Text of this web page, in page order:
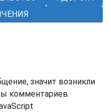
значит возникли
комментариев.